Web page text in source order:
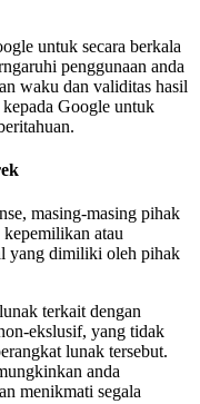
untuk secara berkala
penggunaan anda
waku dan validitas hasil
Google untuk
masing-masing pihak
kepemilikan atau
yang dimiliki oleh pihak
terkait dengan
ekslusif, yang tidak
lunak tersebut.
anda
menikmati segala